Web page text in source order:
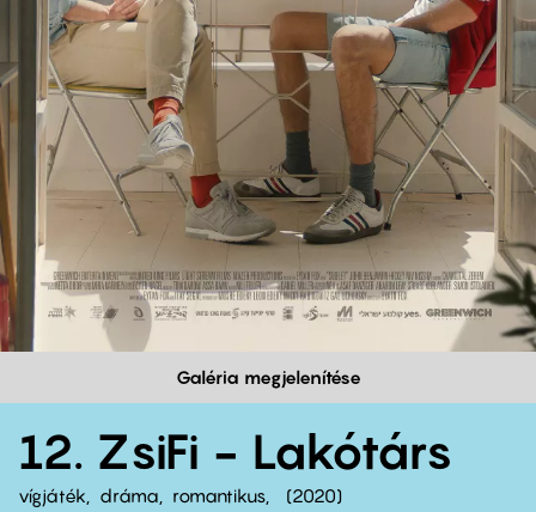
Galéria megjelenítése
12. ZsiFi - Lakótárs
vígjáték dráma romantikus
2020